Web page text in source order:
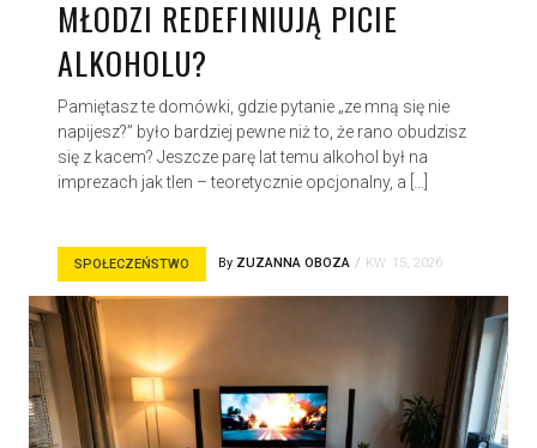
MŁODZI REDEFINIUJĄ PICIE
ALKOHOLU?
Pamiętasz te domówki, gdzie pytanie „ze mną się nie
napijesz?” było bardziej pewne niż to, że rano obudzisz
się z kacem? Jeszcze parę lat temu alkohol był na
imprezach jak tlen – teoretycznie opcjonalny, a […]
SPOŁECZEŃSTWO By ZUZANNA OBOZA KW. 15, 2026